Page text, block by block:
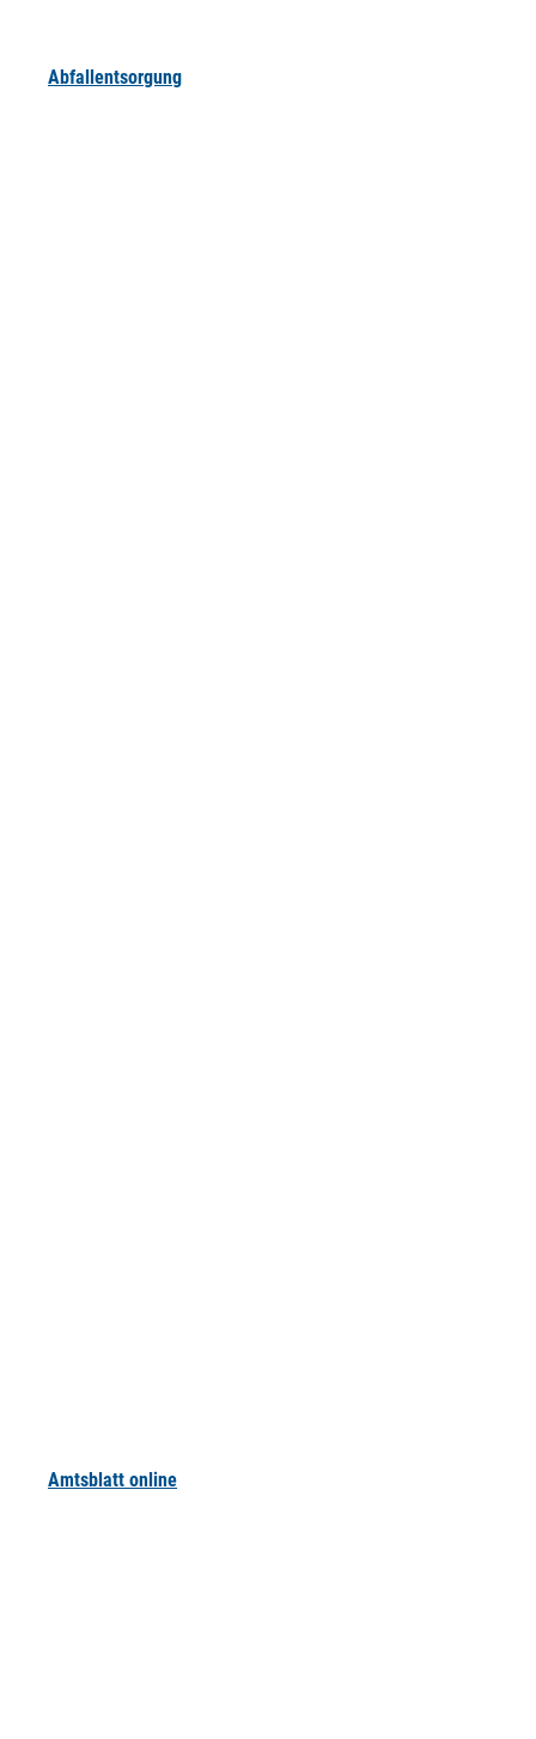
Abfallentsorgung
Amtsblatt online